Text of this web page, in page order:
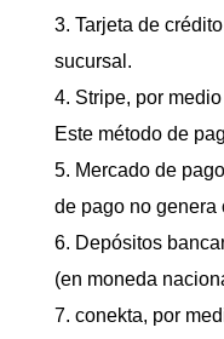
Tarjeta de
sucursal.
Stripe, por
Este método de
Mercado de
de pago no genera
Depósitos
(en moneda
conekta, por